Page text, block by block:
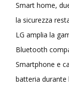
Smart home,
la sicurezza
LG amplia la
Bluetooth
Smartphone e
batteria durante